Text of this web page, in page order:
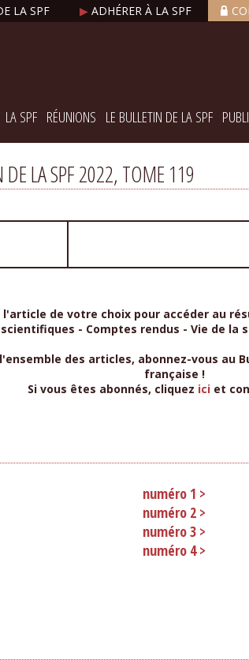
LA SPF ▶ ADHÉRER À LA SPF
LA SPF RÉUNIONS LE BULLETIN DE LA SPF
DE LA SPF 2022, TOME 119
l'article de votre choix pour accéder au
- Comptes rendus - Vie de la
des articles, abonnez-vous au
française !
Si vous êtes abonnés, cliquez ici et
numéro 1 >
numéro 2 >
numéro 3 >
numéro 4 >